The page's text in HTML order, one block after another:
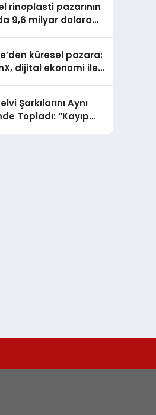
rinoplasti pazarının
9,6 milyar dolara
küresel pazara:
dijital ekonomi ile
Şarkılarını Aynı
Topladı: “Kayıp